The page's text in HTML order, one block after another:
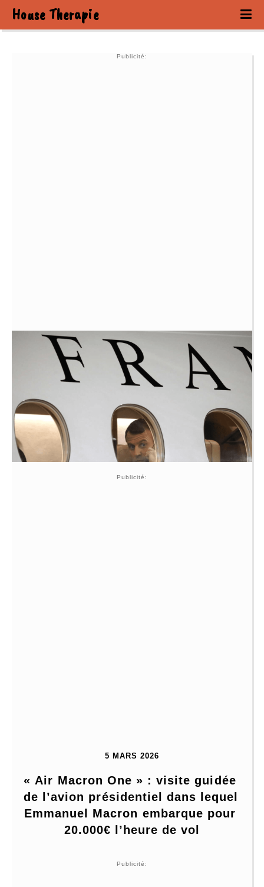
House Therapie
Publicité:
Publicité:
5 MARS 2026
« Air Macron One » : visite guidée
de l’avion présidentiel dans lequel
Emmanuel Macron embarque pour
20.000€ l’heure de vol
Publicité: